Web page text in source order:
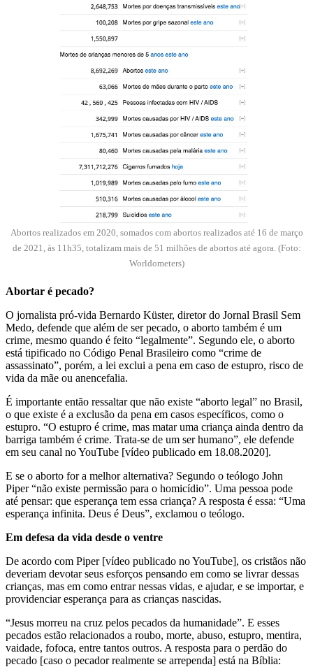
Abortos realizados em 2020, somados com abortos realizados até 16 de março
de 2021, às 11h35, totalizam mais de 51 milhões de abortos até agora. (Foto:
Worldometers)
Abortar é pecado?
O jornalista pró-vida Bernardo Küster, diretor do Jornal Brasil Sem
Medo, defende que além de ser pecado, o aborto também é um
crime, mesmo quando é feito “legalmente”. Segundo ele, o aborto
está tipificado no Código Penal Brasileiro como “crime de
assassinato”, porém, a lei exclui a pena em caso de estupro, risco de
vida da mãe ou anencefalia.
É importante então ressaltar que não existe “aborto legal” no Brasil,
o que existe é a exclusão da pena em casos específicos, como o
estupro. “O estupro é crime, mas matar uma criança ainda dentro da
barriga também é crime. Trata-se de um ser humano”, ele defende
em seu canal no YouTube [vídeo publicado em 18.08.2020].
E se o aborto for a melhor alternativa? Segundo o teólogo John
Piper “não existe permissão para o homicídio”. Uma pessoa pode
até pensar: que esperança tem essa criança? A resposta é essa: “Uma
esperança infinita. Deus é Deus”, exclamou o teólogo.
Em defesa da vida desde o ventre
De acordo com Piper [vídeo publicado no YouTube], os cristãos não
deveriam devotar seus esforços pensando em como se livrar dessas
crianças, mas em como entrar nessas vidas, e ajudar, e se importar, e
providenciar esperança para as crianças nascidas.
“Jesus morreu na cruz pelos pecados da humanidade”. E esses
pecados estão relacionados a roubo, morte, abuso, estupro, mentira,
vaidade, fofoca, entre tantos outros. A resposta para o perdão do
pecado [caso o pecador realmente se arrependa] está na Bíblia: